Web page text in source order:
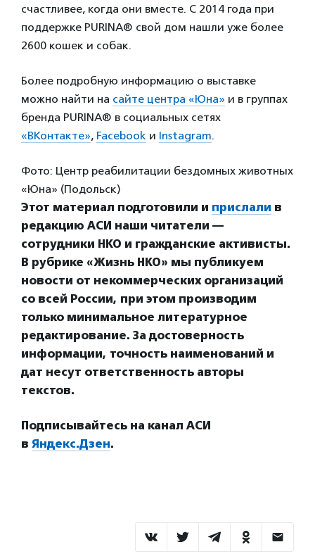
счастливее, когда они вместе. С 2014 года при
поддержке PURINA® свой дом нашли уже более
2600 кошек и собак.
Более подробную информацию о выставке
можно найти на сайте центра «Юна» и в группах
бренда PURINA® в социальных сетях
«ВКонтакте», Facebook и Instagram.
Фото: Центр реабилитации бездомных животных
«Юна» (Подольск)
Этот материал подготовили и прислали в
редакцию АСИ наши читатели —
сотрудники НКО и гражданские активисты.
В рубрике «Жизнь НКО» мы публикуем
новости от некоммерческих организаций
со всей России, при этом производим
только минимальное литературное
редактирование. За достоверность
информации, точность наименований и
дат несут ответственность авторы
текстов.
Подписывайтесь на канал АСИ
в Яндекс.Дзен.